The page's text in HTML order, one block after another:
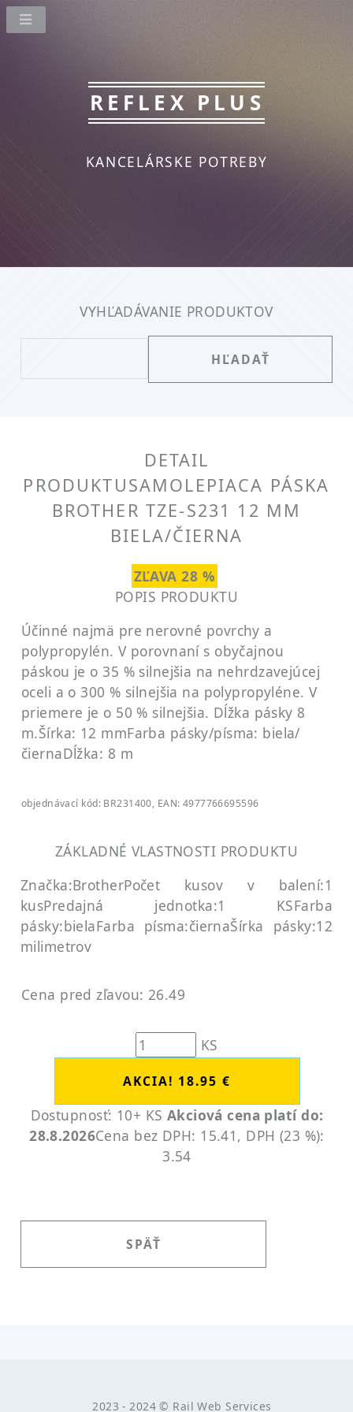
REFLEX PLUS
KANCELÁRSKE POTREBY
VYHĽADÁVANIE PRODUKTOV
DETAIL
PRODUKTUSAMOLEPIACA PÁSKA
BROTHER TZE-S231 12 MM
BIELA/ČIERNA
ZĽAVA 28 %
POPIS PRODUKTU
Účinné najmä pre nerovné povrchy a
polypropylén. V porovnaní s obyčajnou
páskou je o 35 % silnejšia na nehrdzavejúcej
oceli a o 300 % silnejšia na polypropyléne. V
priemere je o 50 % silnejšia. Dĺžka pásky 8
m.Šírka: 12 mmFarba pásky/písma: biela/
čiernaDĺžka: 8 m
objednávací kód: BR231400, EAN: 4977766695596
ZÁKLADNÉ VLASTNOSTI PRODUKTU
Značka:BrotherPočet kusov v balení:1
kusPredajná jednotka:1 KSFarba
pásky:bielaFarba písma:čiernaŠírka pásky:12
milimetrov
Cena pred zľavou: 26.49
KS
Dostupnosť: 10+ KS Akciová cena platí do:
28.8.2026Cena bez DPH: 15.41, DPH (23 %):
3.54
SPÄŤ
2023 - 2024 © Rail Web Services